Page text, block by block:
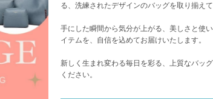
る、洗練されたデザインのバッグを取り揃えて
手にした瞬間から気分が上がる、美しさと使
イテムを、自信を込めてお届けいたします。
新しく生まれ変わる毎日を彩る、上質なバッ
ください。